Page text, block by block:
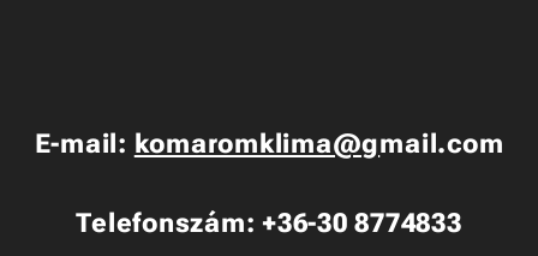
E-mail: komaromklima@gmail.com
Telefonszám: +36-30 8774833